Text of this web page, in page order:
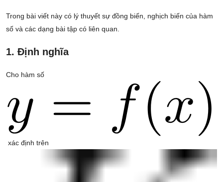
Trong bài viết này có lý thuyết sự đồng biến, nghịch biến của hàm
số và các dạng bài tập có liên quan.
1. Định nghĩa
Cho hàm số
xác định trên